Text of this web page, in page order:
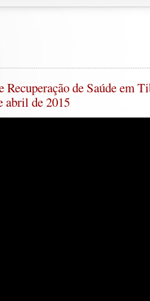
Recuperação de Saúde em
abril de 2015